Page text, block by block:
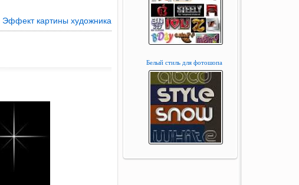
Эффект картины художника
Белый стиль для фотошопа